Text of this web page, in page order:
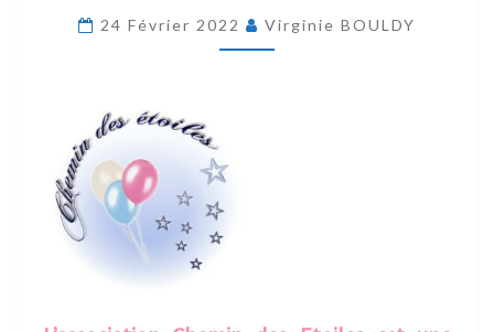
24 Février 2022 Virginie BOULDY